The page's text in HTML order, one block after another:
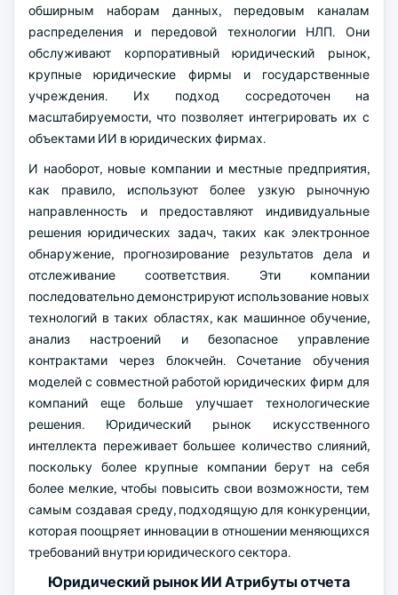
обширным наборам данных, передовым каналам
распределения и передовой технологии НЛП. Они
обслуживают корпоративный юридический рынок,
крупные юридические фирмы и государственные
учреждения. Их подход сосредоточен на
масштабируемости, что позволяет интегрировать их с
объектами ИИ в юридических фирмах.
И наоборот, новые компании и местные предприятия,
как правило, используют более узкую рыночную
направленность и предоставляют индивидуальные
решения юридических задач, таких как электронное
обнаружение, прогнозирование результатов дела и
отслеживание соответствия. Эти компании
последовательно демонстрируют использование новых
технологий в таких областях, как машинное обучение,
анализ настроений и безопасное управление
контрактами через блокчейн. Сочетание обучения
моделей с совместной работой юридических фирм для
компаний еще больше улучшает технологические
решения. Юридический рынок искусственного
интеллекта переживает большее количество слияний,
поскольку более крупные компании берут на себя
более мелкие, чтобы повысить свои возможности, тем
самым создавая среду, подходящую для конкуренции,
которая поощряет инновации в отношении меняющихся
требований внутри юридического сектора.
Юридический рынок ИИ Атрибуты отчета